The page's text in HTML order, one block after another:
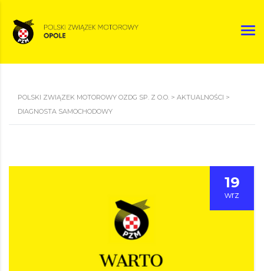
POLSKI ZWIĄZEK MOTOROWY OZDG SP. Z O.O. > AKTUALNOŚCI >
DIAGNOSTA SAMOCHODOWY
19
wrz